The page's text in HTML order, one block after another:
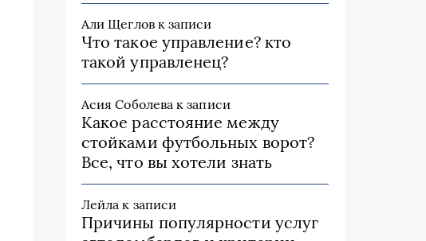
Али Щегловк записи
Что такое управление? кто
такой управленец?
Асия Соболева к записи
Какое расстояние между
стойками футбольных ворот?
Все, что вы хотели знать
Лейла к записи
Причины популярности услуг